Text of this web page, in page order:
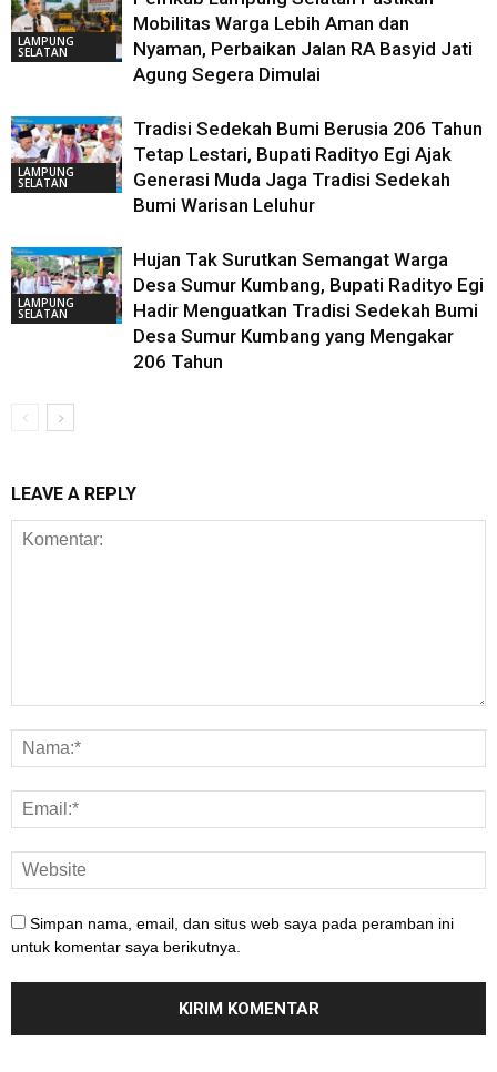
LAMPUNG
SELATAN
Mobilitas Warga Lebih Aman dan
Nyaman, Perbaikan Jalan RA Basyid Jati
Agung Segera Dimulai
LAMPUNG
SELATAN
Tradisi Sedekah Bumi Berusia 206 Tahun
Tetap Lestari, Bupati Radityo Egi Ajak
Generasi Muda Jaga Tradisi Sedekah
Bumi Warisan Leluhur
LAMPUNG
SELATAN
Hujan Tak Surutkan Semangat Warga
Desa Sumur Kumbang, Bupati Radityo Egi
Hadir Menguatkan Tradisi Sedekah Bumi
Desa Sumur Kumbang yang Mengakar
206 Tahun
LEAVE A REPLY
Simpan nama, email, dan situs web saya pada peramban ini
untuk komentar saya berikutnya.